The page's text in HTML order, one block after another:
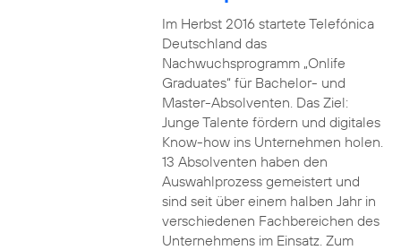
Im Herbst 2016 startete Telefónica
Deutschland das
Nachwuchsprogramm „Onlife
Graduates“ für Bachelor- und
Master-Absolventen. Das Ziel:
Junge Talente fördern und digitales
Know-how ins Unternehmen holen.
13 Absolventen haben den
Auswahlprozess gemeistert und
sind seit über einem halben Jahr in
verschiedenen Fachbereichen des
Unternehmens im Einsatz. Zum